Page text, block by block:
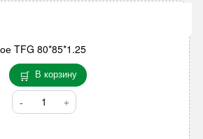
В корзину
Количество
товара